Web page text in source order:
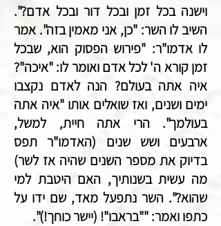
וישנה בכל זמן ובכל דור ובכל אדם?".
השיב לו השר: "כן, אני מאמין בזה". אמר
לו אדמו"ר: "פירוש הפסוק הוא, שבכל
זמן קורא ה' לכל אדם ואומר לו: "איכה"?
איה אתה בעולם? הנה לאדם נקצבו
ימים ושנים, ואז שואלים אותו "איה אתה
בעולמך". הרי אתה חיית, למשל,
ארבעים ושש שנים (האדמו"ר תפס
בדיוק את מספר השנים שהיה אז לשר)
מה עשית בשנותיך, האם היטבת למי
שהוא?". השר נתפעל מאד, שם ידו על
כתפו ואמר: ""בראבו"! (יישר כוחך!)".